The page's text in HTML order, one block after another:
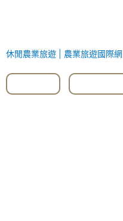
休閒農業旅遊 | 農業旅遊國際網